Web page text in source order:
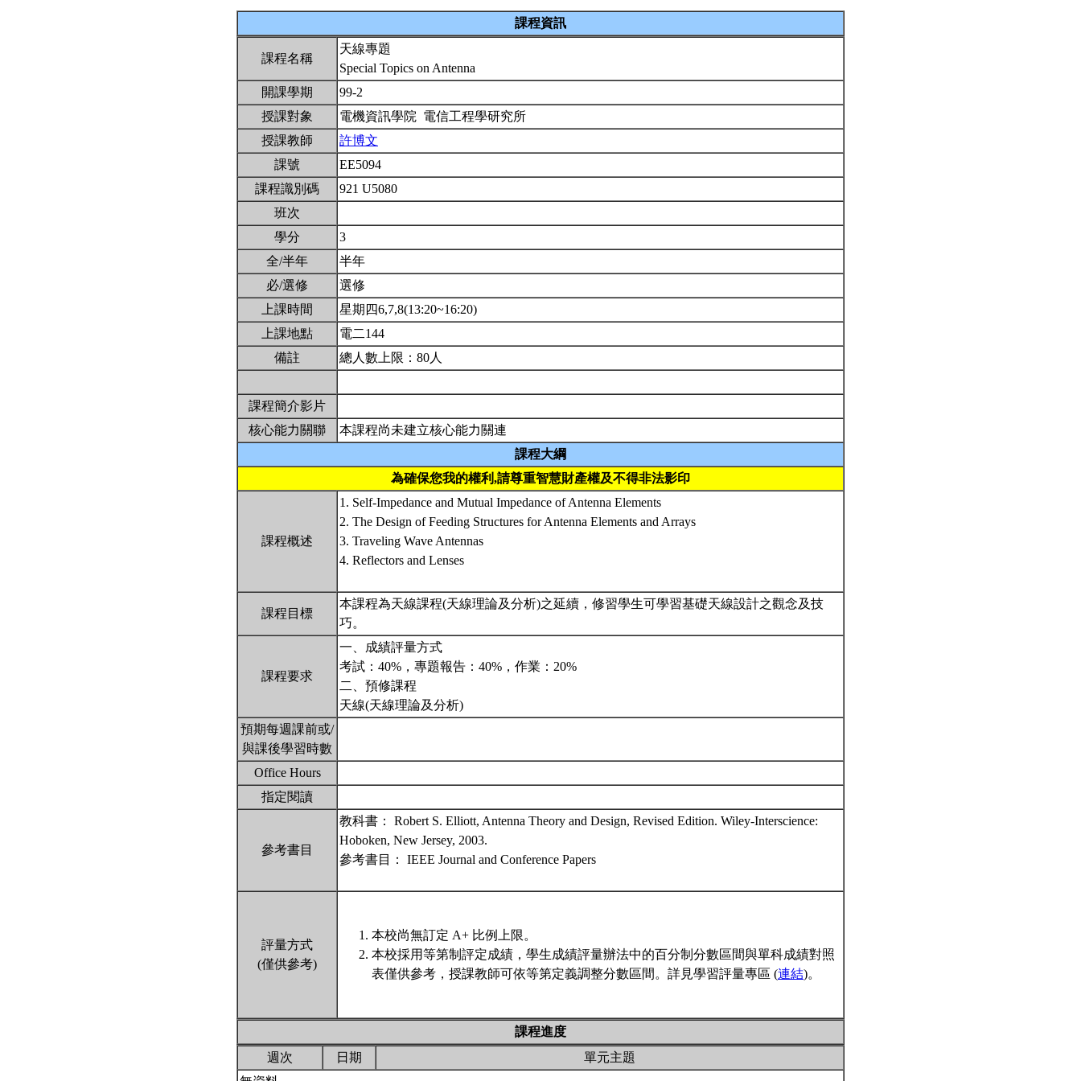
課程資訊
課程名稱
天線專題
Special Topics on Antenna
開課學期
99-2
授課對象
電機資訊學院 電信工程學研究所
授課教師
許博文
課號
EE5094
課程識別碼
921 U5080
班次
學分
3
全/半年
半年
必/選修
選修
上課時間
星期四6,7,8(13:20~16:20)
上課地點
電二144
備註
總人數上限：80人
課程簡介影片
核心能力關聯
本課程尚未建立核心能力關連
課程大綱
為確保您我的權利,請尊重智慧財產權及不得非法影印
課程概述
1. Self-Impedance and Mutual Impedance of Antenna Elements
2. The Design of Feeding Structures for Antenna Elements and Arrays
3. Traveling Wave Antennas
4. Reflectors and Lenses
課程目標
本課程為天線課程(天線理論及分析)之延續，修習學生可學習基礎天線設計之觀念及技
巧。
課程要求
一、成績評量方式
考試：40%，專題報告：40%，作業：20%
二、預修課程
天線(天線理論及分析)
預期每週課前或/
與課後學習時數
Office Hours
指定閱讀
參考書目
教科書： Robert S. Elliott, Antenna Theory and Design, Revised Edition. Wiley-Interscience:
Hoboken, New Jersey, 2003.
參考書目： IEEE Journal and Conference Papers
評量方式
(僅供參考)
本校尚無訂定 A+ 比例上限。
本校採用等第制評定成績，學生成績評量辦法中的百分制分數區間與單科成績對照
表僅供參考，授課教師可依等第定義調整分數區間。詳見學習評量專區 (連結)。
課程進度
週次
日期
單元主題